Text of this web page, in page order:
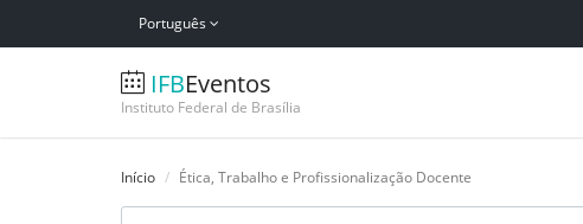
Português
IFBEventos
Instituto Federal de Brasília
Início Ética, Trabalho e Profissionalização Docente